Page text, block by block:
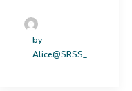
by
Alice@SRSS_